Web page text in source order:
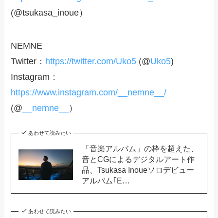
(@tsukasa_inoue）
NEMNE
Twitter： https://twitter.com/Uko5 (@Uko5)
Instagram：
https://www.instagram.com/__nemne__/
(@ __nemne__ ）
あわせて読みたい
「音楽アルバム」の枠を超えた、
音とCGによるデジタルアート作
品、Tsukasa Inoueソロデビュー
アルバム｢E…
あわせて読みたい